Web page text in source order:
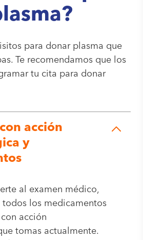
para donar plasma que
Te recomendamos que los
tu cita para donar
acción
y
al examen médico,
todos los medicamentos
acción
tomas actualmente.